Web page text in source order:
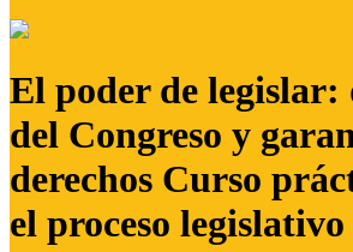
El poder de legislar:
del Congreso y
derechos Curso
el proceso legislativo